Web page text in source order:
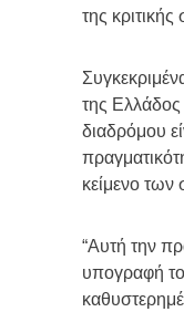
της
της Ελλάδος
διαδρόμου
κείμενο
“Αυτή την
υπογραφή